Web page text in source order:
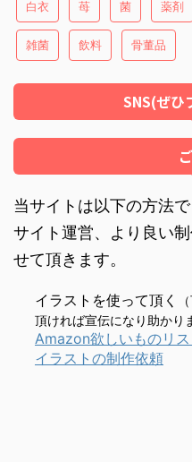
白衣 苺 菌 薬剤
雑菌 飲料 骨董品
SNS(ぜひ
当サイトは以下の方法
サイト運営、より良い
せて頂きます。
イラストを使って頂く
頂ければ宣伝になり助かり
Amazon欲しいものリス
イラストの制作依頼